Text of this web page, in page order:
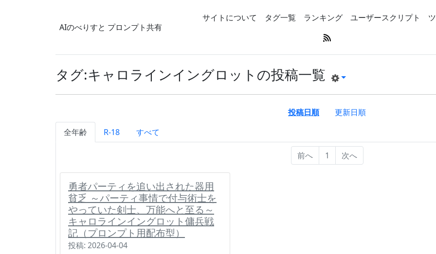
AIのべりすと プロンプト共有
サイトについて タグ一覧 ランキング ユーザースクリプト
タグ:キャロラインイングロットの投稿一覧
投稿日順
更新日順
全年齢
R-18 すべて
前へ 1 次へ
勇者パーティを追い出された器用
貧乏 ～パーティ事情で付与術士を
やっていた剣士、万能へと至る～
キャロラインイングロット傭兵戦
記（プロンプト用配布型）
投稿: 2026-04-04